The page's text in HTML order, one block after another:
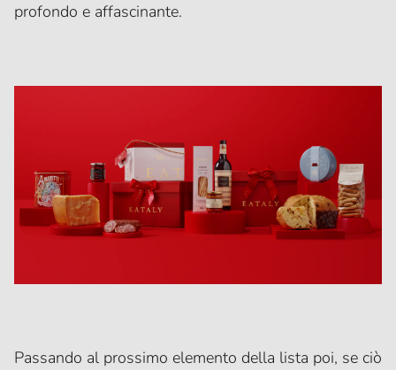
profondo e affascinante.
Passando al prossimo elemento della lista poi, se ciò